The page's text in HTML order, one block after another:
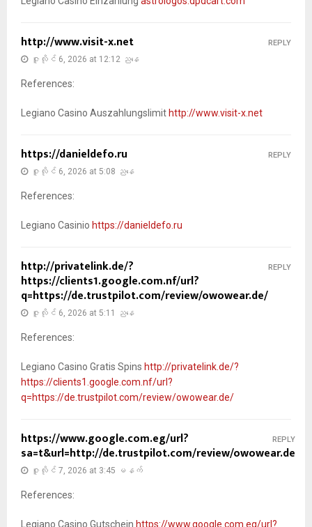
http://www.visit-x.net
ဇူလိုင် 6, 2026 at 12:12 ညနေ
References:
Legiano Casino Auszahlungslimit http://www.visit-x.net
REPLY
https://danieldefo.ru
ဇူလိုင် 6, 2026 at 5:08 ညနေ
References:
Legiano Casinio https://danieldefo.ru
REPLY
http://privatelink.de/?
https://clients1.google.com.nf/url?
q=https://de.trustpilot.com/review/owowear.de/
ဇူလိုင် 6, 2026 at 5:11 ညနေ
References:
Legiano Casino Gratis Spins http://privatelink.de/?
https://clients1.google.com.nf/url?
q=https://de.trustpilot.com/review/owowear.de/
REPLY
https://www.google.com.eg/url?
sa=t&url=http://de.trustpilot.com/review/owowear.de
ဇူလိုင် 7, 2026 at 3:45 မနက်
References:
Legiano Casino Gutschein https://www.google.com.eg/url?
REPLY